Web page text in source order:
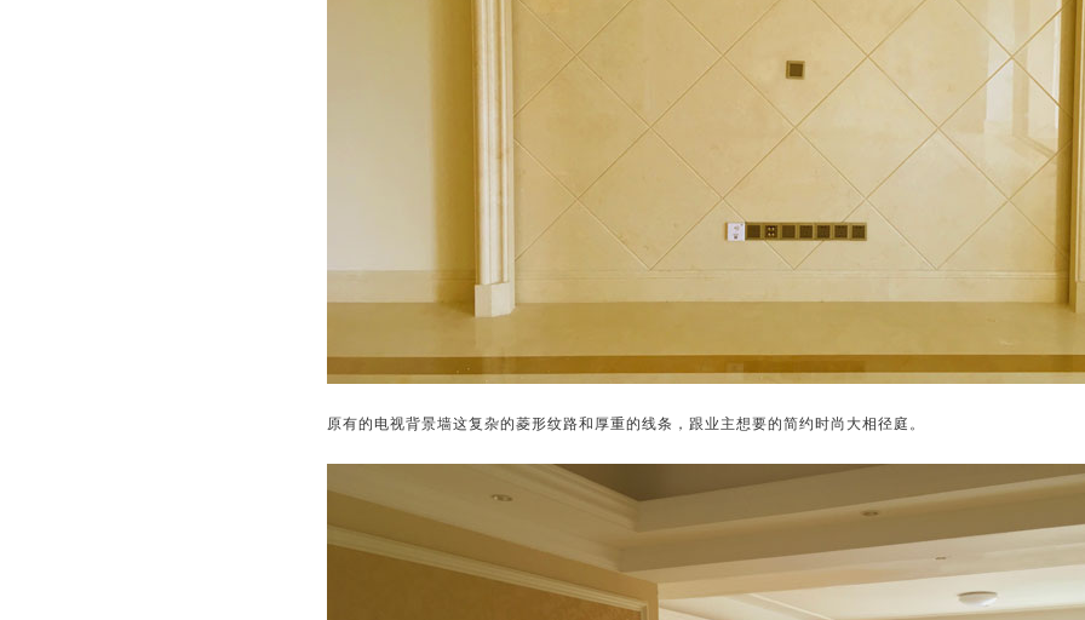
原有的电视背景墙这复杂的菱形纹路和厚重的线条，跟业主想要的简约时尚大相径庭。